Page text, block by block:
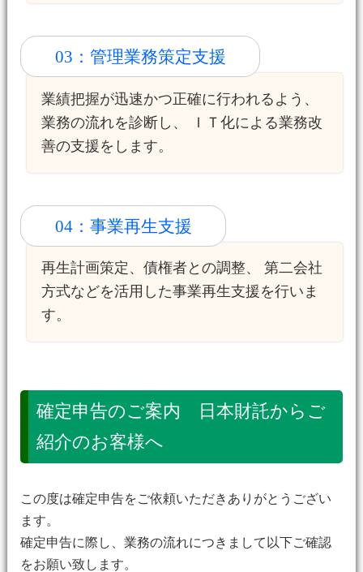
03：管理業務策定支援
業績把握が迅速かつ正確に行われるよう、
業務の流れを診断し、 ＩＴ化による業務改
善の支援をします。
04：事業再生支援
再生計画策定、債権者との調整、 第二会社
方式などを活用した事業再生支援を行いま
す。
確定申告のご案内 日本財託からご
紹介のお客様へ
この度は確定申告をご依頼いただきありがとうござい
ます。
確定申告に際し、業務の流れにつきまして以下ご確認
をお願い致します。